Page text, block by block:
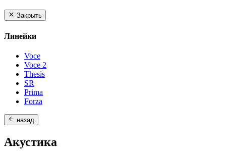
Закрыть
Линейки
Voce
Voce 2
Thesis
SR
Prima
Forza
назад
Акустика